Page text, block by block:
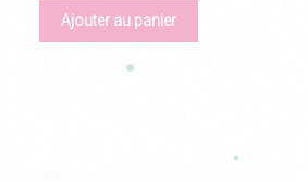
Ajouter au panier